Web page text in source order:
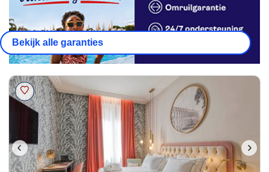
Bekijk alle garanties